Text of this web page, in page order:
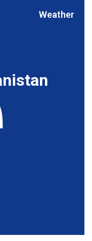
Weather